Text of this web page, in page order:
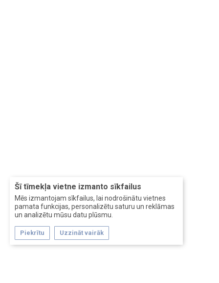
Šī tīmekļa vietne izmanto sīkfailus
Mēs izmantojam sīkfailus, lai nodrošinātu vietnes
pamata funkcijas, personalizētu saturu un reklāmas
un analizētu mūsu datu plūsmu.
Piekrītu Uzzināt vairāk